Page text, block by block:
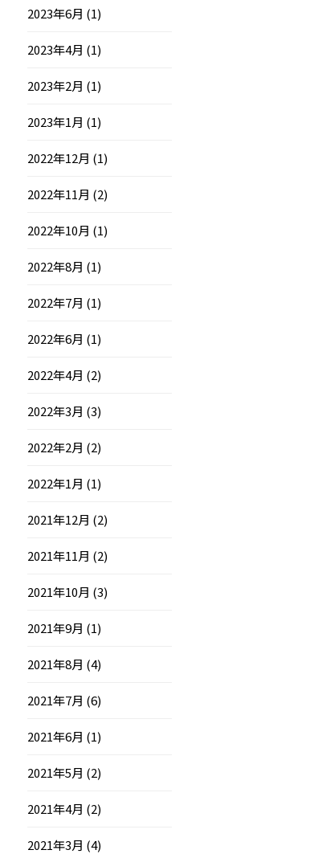
2023年6月 (1)
2023年4月 (1)
2023年2月 (1)
2023年1月 (1)
2022年12月 (1)
2022年11月 (2)
2022年10月 (1)
2022年8月 (1)
2022年7月 (1)
2022年6月 (1)
2022年4月 (2)
2022年3月 (3)
2022年2月 (2)
2022年1月 (1)
2021年12月 (2)
2021年11月 (2)
2021年10月 (3)
2021年9月 (1)
2021年8月 (4)
2021年7月 (6)
2021年6月 (1)
2021年5月 (2)
2021年4月 (2)
2021年3月 (4)